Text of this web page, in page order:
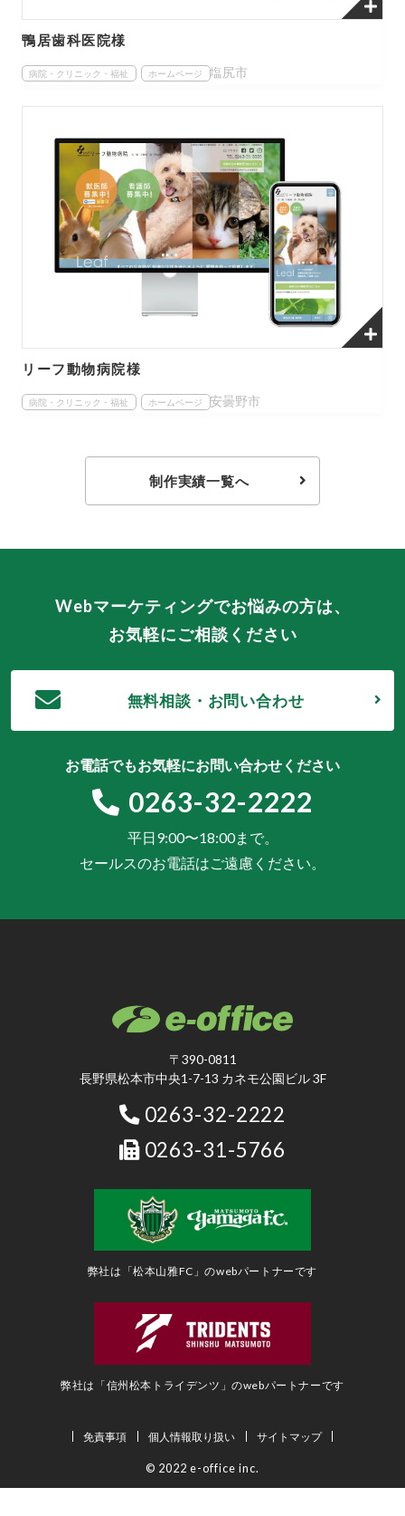
鴨居歯科医院様
病院・クリニック・福祉 ホームページ 塩尻市
リーフ動物病院様
病院・クリニック・福祉 ホームページ 安曇野市
制作実績一覧へ
Webマーケティングでお悩みの方は、
お気軽にご相談ください
無料相談・お問い合わせ
お電話でもお気軽にお問い合わせください
0263-32-2222
平日9:00〜18:00まで。
セールスのお電話はご遠慮ください。
〒390-0811
長野県松本市中央1-7-13 カネモ公園ビル 3F
0263-32-2222
0263-31-5766
弊社は「松本山雅FC」のwebパートナーです
弊社は「信州松本トライデンツ」のwebパートナーです
免責事項 個人情報取り扱い サイトマップ
© 2022 e-office inc.